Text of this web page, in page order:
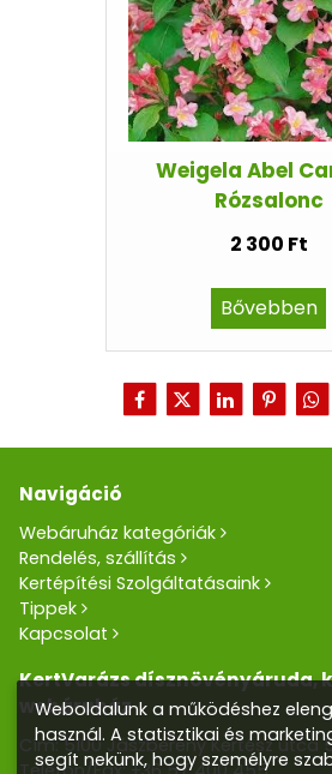
Weigela Abel
Rózsalonc
2 300 Ft
Bővebben
Navigáció
Webáruház kategóriák
Rendelés, szállítás
Kertépítési Szolgáltatásaink
Tippek
Kapcsolat
KertVarázs dísznövényáruda,
webáruház
Cím: 5100 Jászberény Kertész utca
Weboldalunk a működéshez
használ. A statisztikai és
segít nekünk, hogy személyre